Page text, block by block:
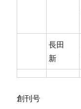
長田
新
創刊号